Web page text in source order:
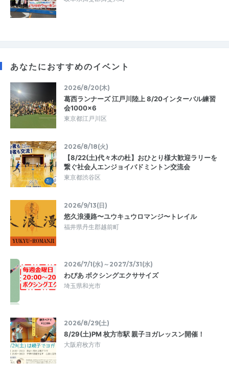
あなたにおすすめのイベント
2026/8/20(木)
葛西ランナーズ 江戸川陸上 8/20インターバル練習
会1000×6
東京都江戸川区
2026/8/18(火)
【8/22(土)代々木の杜】おひとり様大歓迎ラリーを
繋ぐ社会人エンジョイバドミントン交流会
東京都渋谷区
2026/9/13(日)
悠久浪漫路〜ユウキュウロマンジ〜トレイル
福井県丹生郡越前町
2026/7/1(水)～2027/3/31(水)
わぴあ ボクシングエクササイズ
埼玉県和光市
2026/8/29(土)
8/29(土)PM 枚方市駅 親子ヨガレッスン開催！
大阪府枚方市